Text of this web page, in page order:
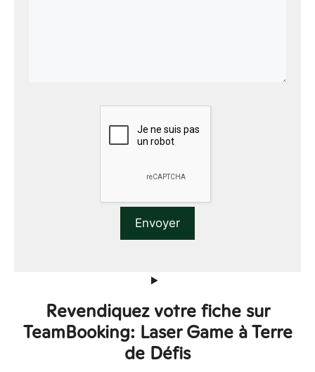
Revendiquez votre fiche sur
TeamBooking: Laser Game à Terre
de Défis